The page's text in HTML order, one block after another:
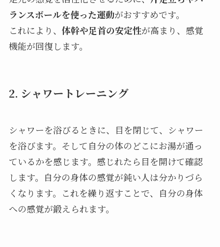
ランスボールを使った運動がおすすめです。
これにより、 体幹や足首の安定性が高まり、感覚
機能が回復します。
2. シャワートレーニング
シャワーを浴びるときに、目を閉じて、シャワー
を浴びます。そして自分の体のどこにお湯が通っ
ているかを感じます。感じれたら目を開けて確認
します。自分の身体の感覚が鈍い人は分かりづら
くなります。これを繰り返すことで、自分の身体
への感覚が鍛えられます。